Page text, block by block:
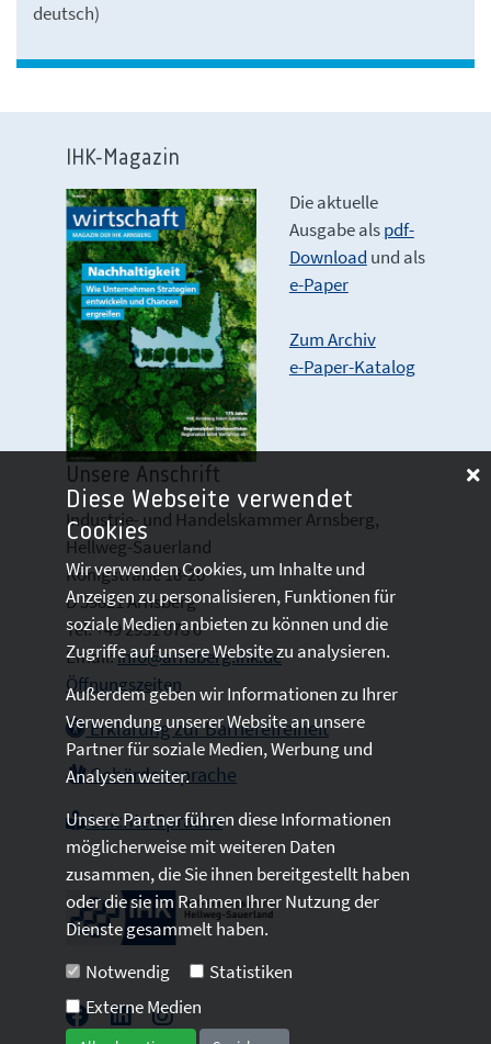
deutsch)
IHK-Magazin
Die aktuelle
Ausgabe alspdf-
Download und als
e-Paper
Zum Archiv
e-Paper-Katalog
Unsere Anschrift
Industrie- und Handelskammer Arnsberg,
Hellweg-Sauerland
Königstraße 18-20
D 59821 Arnsberg
Tel: +49 2931 878 0
Email:info@arnsberg.ihk.de
Öffnungszeiten
Erklärung zur Barrierefreiheit
Gebärdensprache
Leichte Sprache
Diese Webseite verwendet
Cookies
Wir verwenden Cookies, um Inhalte und
Anzeigen zu personalisieren, Funktionen für
soziale Medien anbieten zu können und die
Zugriffe auf unsere Website zu analysieren.
Außerdem geben wir Informationen zu Ihrer
Verwendung unserer Website an unsere
Partner für soziale Medien, Werbung und
Analysen weiter.
Unsere Partner führen diese Informationen
möglicherweise mit weiteren Daten
zusammen, die Sie ihnen bereitgestellt haben
oder die sie im Rahmen Ihrer Nutzung der
Dienste gesammelt haben.
Notwendig
Statistiken
Externe Medien